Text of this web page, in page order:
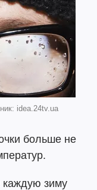
idea.24tv.ua
больше не
каждую зиму